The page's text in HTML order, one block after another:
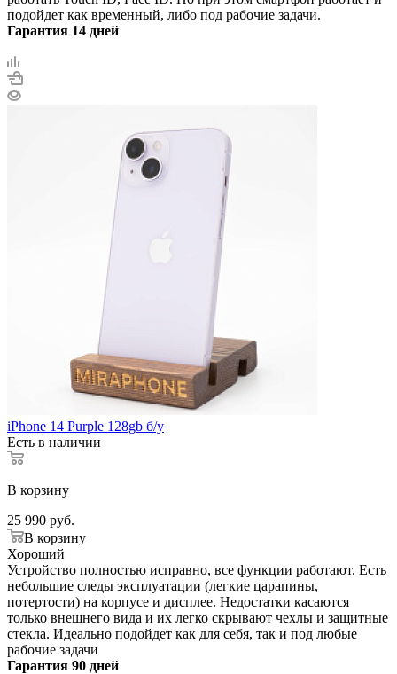
подойдет как временный, либо под рабочие задачи.
Гарантия 14 дней
iPhone 14 Purple 128gb б/у
Есть в наличии
В корзину
25 990 руб.
В корзину
Хороший
Устройство полностью исправно, все функции работают. Есть
небольшие следы эксплуатации (легкие царапины,
потертости) на корпусе и дисплее. Недостатки касаются
только внешнего вида и их легко скрывают чехлы и защитные
стекла. Идеально подойдет как для себя, так и под любые
рабочие задачи
Гарантия 90 дней